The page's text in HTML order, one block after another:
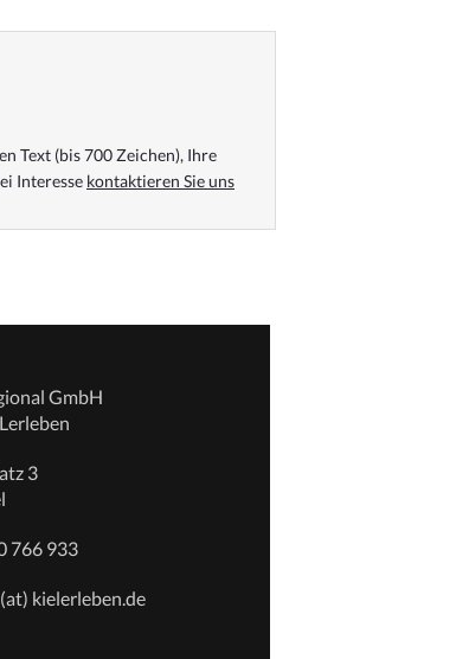
Text (bis 700 Zeichen), Ihre
Interesse kontaktieren Sie uns
GmbH
3
766 933
kielerleben.de